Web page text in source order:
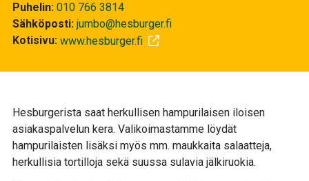
Hesburgerista saat herkullisen hampurilaisen iloisen
asiakaspalvelun kera. Valikoimastamme löydät
hampurilaisten lisäksi myös mm. maukkaita salaatteja,
herkullisia tortilloja sekä suussa sulavia jälkiruokia.
Puhelin 010 766 3814
Sähköposti jumbo@hesburger.fi
Kotisivu www.hesburger.fi